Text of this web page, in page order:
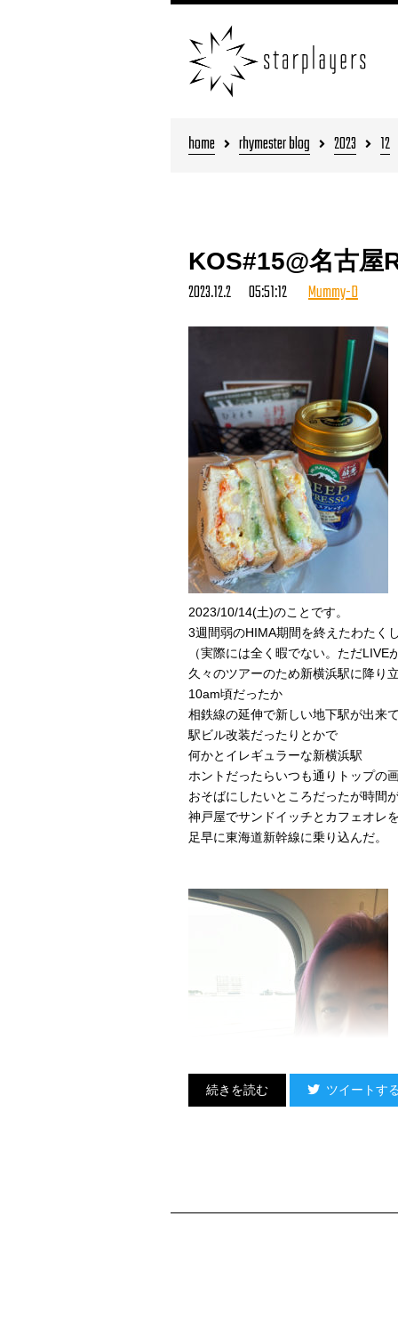
home rhymester blog 2023 12
KOS#15@名古屋
2023.12.2 05:51:12 Mummy-D
2023/10/14(土)のことです。
3週間弱のHIMA期間を終えたわたくし
（実際には全く暇でない。ただLIVE
久々のツアーのため新横浜駅に降り
10am頃だったか
相鉄線の延伸で新しい地下駅が出来
駅ビル改装だったりとかで
何かとイレギュラーな新横浜駅
ホントだったらいつも通りトップの
おそばにしたいところだったが時間
神戸屋でサンドイッチとカフェオレ
足早に東海道新幹線に乗り込んだ。
かと言ってゆっくり寝れるほど遠く
ツイートする